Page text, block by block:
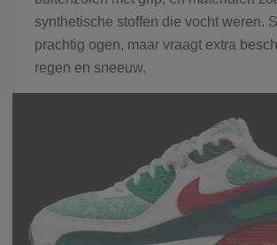
synthetische stoffen die vocht weren.
prachtig ogen, maar vraagt extra
regen en sneeuw.